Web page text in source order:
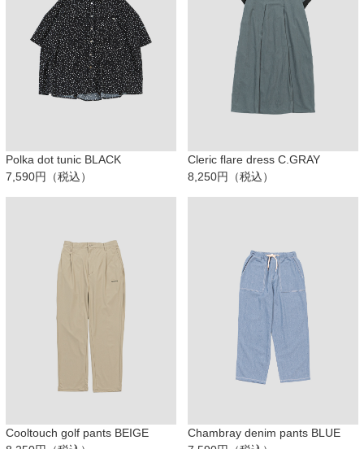
Polka dot tunic BLACK
7,590円（税込）
Cleric flare dress C.GRAY
8,250円（税込）
Cooltouch golf pants BEIGE
Chambray denim pants BLUE